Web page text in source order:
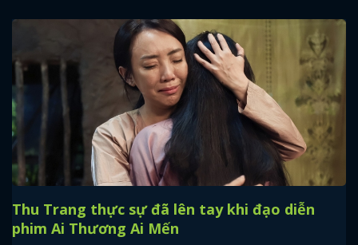
Thu Trang thực sự đã lên tay khi đạo diễn
phim Ai Thương Ai Mến